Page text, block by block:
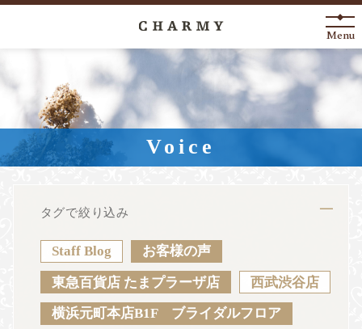
New Arrival
About
Engagement Ring
Anniversary
Menu
Voice
タグで絞り込み
Staff Blog お客様の声
東急百貨店 たまプラーザ店 西武渋谷店
横浜元町本店B1F ブライダルフロア